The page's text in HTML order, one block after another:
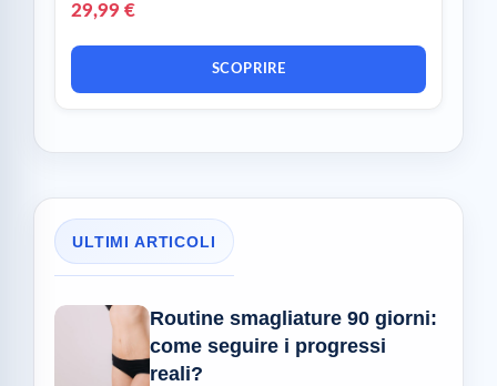
29,99 €
SCOPRIRE
ULTIMI ARTICOLI
Routine smagliature 90 giorni:
come seguire i progressi
reali?